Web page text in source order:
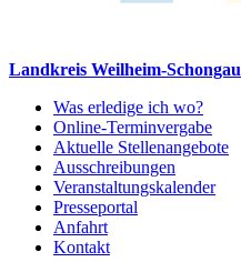
Landkreis Weilheim-Schongau
Was erledige ich wo?
Online-Terminvergabe
Aktuelle Stellenangebote
Ausschreibungen
Veranstaltungskalender
Presseportal
Anfahrt
Kontakt